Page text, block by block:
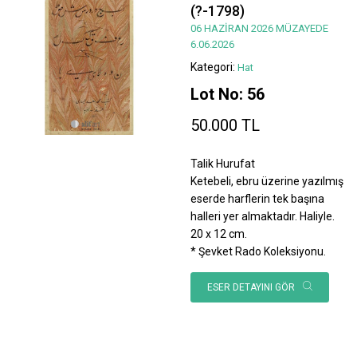
(?-1798)
06 HAZİRAN 2026 MÜZAYEDE
6.06.2026
Kategori: Hat
Lot No: 56
50.000 TL
Talik Hurufat
Ketebeli, ebru üzerine yazılmış
eserde harflerin tek başına
halleri yer almaktadır. Haliyle.
20 x 12 cm.
* Şevket Rado Koleksiyonu.
ESER DETAYINI GÖR